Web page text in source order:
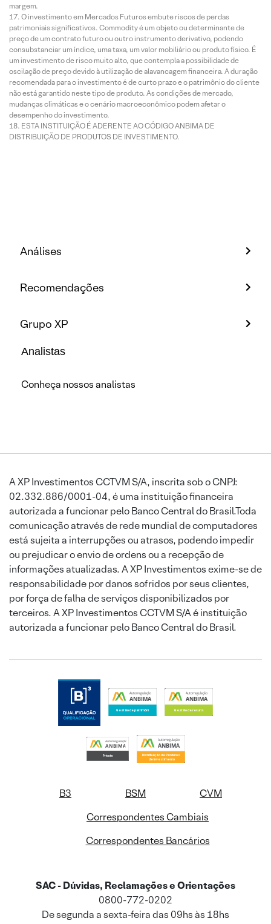
margem.
O investimento em Mercados Futuros embute riscos de perdas
patrimoniais significativos. Commodity é um objeto ou determinante de
preço de um contrato futuro ou outro instrumento derivativo, podendo
consubstanciar um índice, uma taxa, um valor mobiliário ou produto físico. É
um investimento de risco muito alto, que contempla a possibilidade de
oscilação de preço devido à utilização de alavancagem financeira. A duração
recomendada para o investimento é de curto prazo e o patrimônio do cliente
não está garantido neste tipo de produto. As condições de mercado,
mudanças climáticas e o cenário macroeconômico podem afetar o
desempenho do investimento.
ESTA INSTITUIÇÃO É ADERENTE AO CÓDIGO ANBIMA DE
DISTRIBUIÇÃO DE PRODUTOS DE INVESTIMENTO.
Análises
Recomendações
Grupo XP
Analistas
Conheça nossos analistas
A XP Investimentos CCTVM S/A, inscrita sob o CNPJ:
02.332.886/0001-04, é uma instituição financeira
autorizada a funcionar pelo Banco Central do Brasil.Toda
comunicação através de rede mundial de computadores
está sujeita a interrupções ou atrasos, podendo impedir
ou prejudicar o envio de ordens ou a recepção de
informações atualizadas. A XP Investimentos exime-se de
responsabilidade por danos sofridos por seus clientes,
por força de falha de serviços disponibilizados por
terceiros. A XP Investimentos CCTVM S/A é instituição
autorizada a funcionar pelo Banco Central do Brasil.
B3 BSM
CVM
Correspondentes Cambiais
Correspondentes Bancários
SAC - Dúvidas, Reclamações e Orientações
0800-772-0202
De segunda a sexta-feira das 09hs às 18hs